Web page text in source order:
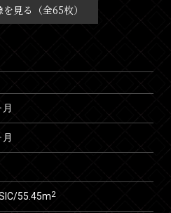
見る（全65枚）
55.45m2